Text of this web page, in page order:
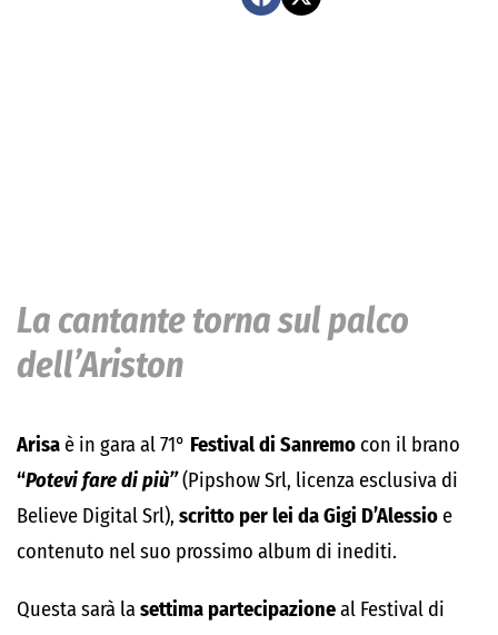
La cantante torna sul palco
dell’Ariston
Arisa è in gara al 71° Festival di Sanremo con il brano
“Potevi fare di più”(Pipshow Srl, licenza esclusiva di
Believe Digital Srl), scritto per lei da Gigi D’Alessio e
contenuto nel suo prossimo album di inediti.
Questa sarà la settima partecipazioneal Festival di